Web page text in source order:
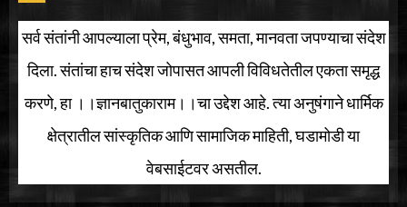
सर्व संतांनी आपल्याला प्रेम, बंधुभाव, समता, मानवता जपण्याचा संदेश
दिला. संतांचा हाच संदेश जोपासत आपली विविधतेतील एकता समृद्ध
करणे, हा ।।ज्ञानबातुकाराम।।चा उद्देश आहे. त्या अनुषंगाने धार्मिक
क्षेत्रातील सांस्कृतिक आणि सामाजिक माहिती, घडामोडी या
वेबसाईटवर असतील.